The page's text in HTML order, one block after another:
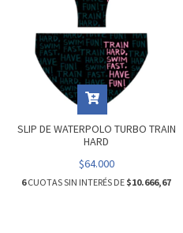
SLIP DE WATERPOLO TURBO TRAIN
HARD
$64.000
6CUOTAS SIN INTERÉS DE $10.666,67